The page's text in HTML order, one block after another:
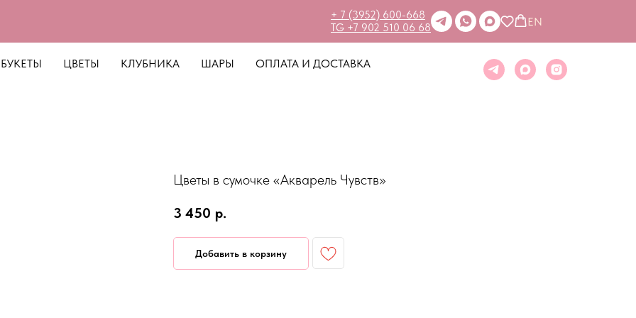
+ 7 (3952) 600-668
TG +7 902 510 06 68
EN
БУКЕТЫ ЦВЕТЫ КЛУБНИКА ШАРЫ ОПЛАТА И ДОСТАВКА
Цветы в сумочке «Акварель Чувств»
3 450 р.
Добавить в корзину